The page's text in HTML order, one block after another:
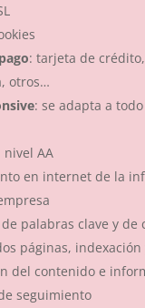
: tarjeta de
otros…
: se adapta a
AA
en internet de la
palabras clave y de
páginas, indexación
del contenido e
seguimiento